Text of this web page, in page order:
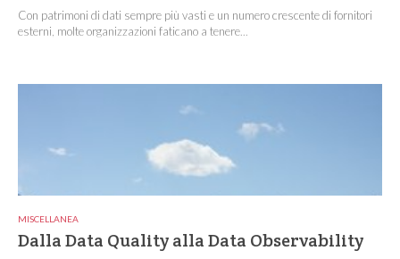
Con patrimoni di dati sempre più vasti e un numero crescente di fornitori
esterni, molte organizzazioni faticano a tenere...
MISCELLANEA
Dalla Data Quality alla Data Observability